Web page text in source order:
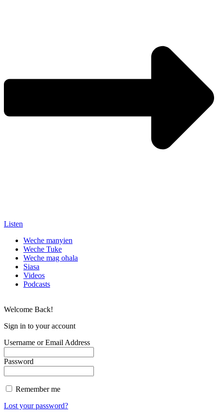
Listen
Weche manyien
Weche Tuke
Weche mag ohala
Siasa
Videos
Podcasts
Welcome Back!
Sign in to your account
Username or Email Address
Password
Remember me
Lost your password?